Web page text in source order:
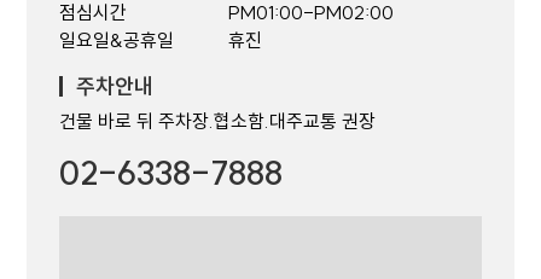
점심시간
일요일&공휴일
PM01:00-PM02:00
휴진
주차안내
건물 바로 뒤 주차장.협소함.대주교통 권장
02-6338-7888